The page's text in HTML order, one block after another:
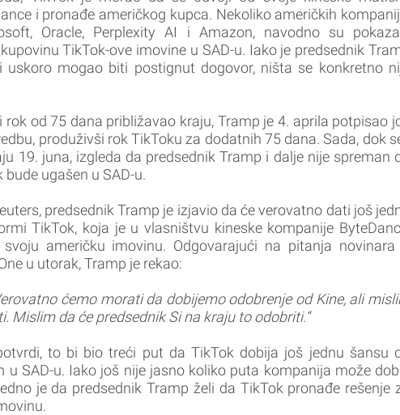
i pronađe američkog kupca. Nekoliko američkih
Oracle, Perplexity AI i Amazon, navodno su
TikTok-ove imovine u SAD-u. Iako je predsednik
uskoro mogao biti postignut dogovor, ništa se konkretno
rok od 75 dana približavao kraju, Tramp je 4. aprila potpisao
produživši rok TikToku za dodatnih 75 dana. Sada, dok
19. juna, izgleda da predsednik Tramp i dalje nije spreman
ugašen u SAD-u.
predsednik Tramp je izjavio da će verovatno dati još
TikTok, koja je u vlasništvu kineske kompanije
američku imovinu. Odgovarajući na pitanja novinara
u utorak, Tramp je rekao:
ćemo morati da dobijemo odobrenje od Kine, ali
Mislim da će predsednik Si na kraju to odobriti.“
to bi bio treći put da TikTok dobija još jednu šansu
u SAD-u. Iako još nije jasno koliko puta kompanija može
je da predsednik Tramp želi da TikTok pronađe rešenje